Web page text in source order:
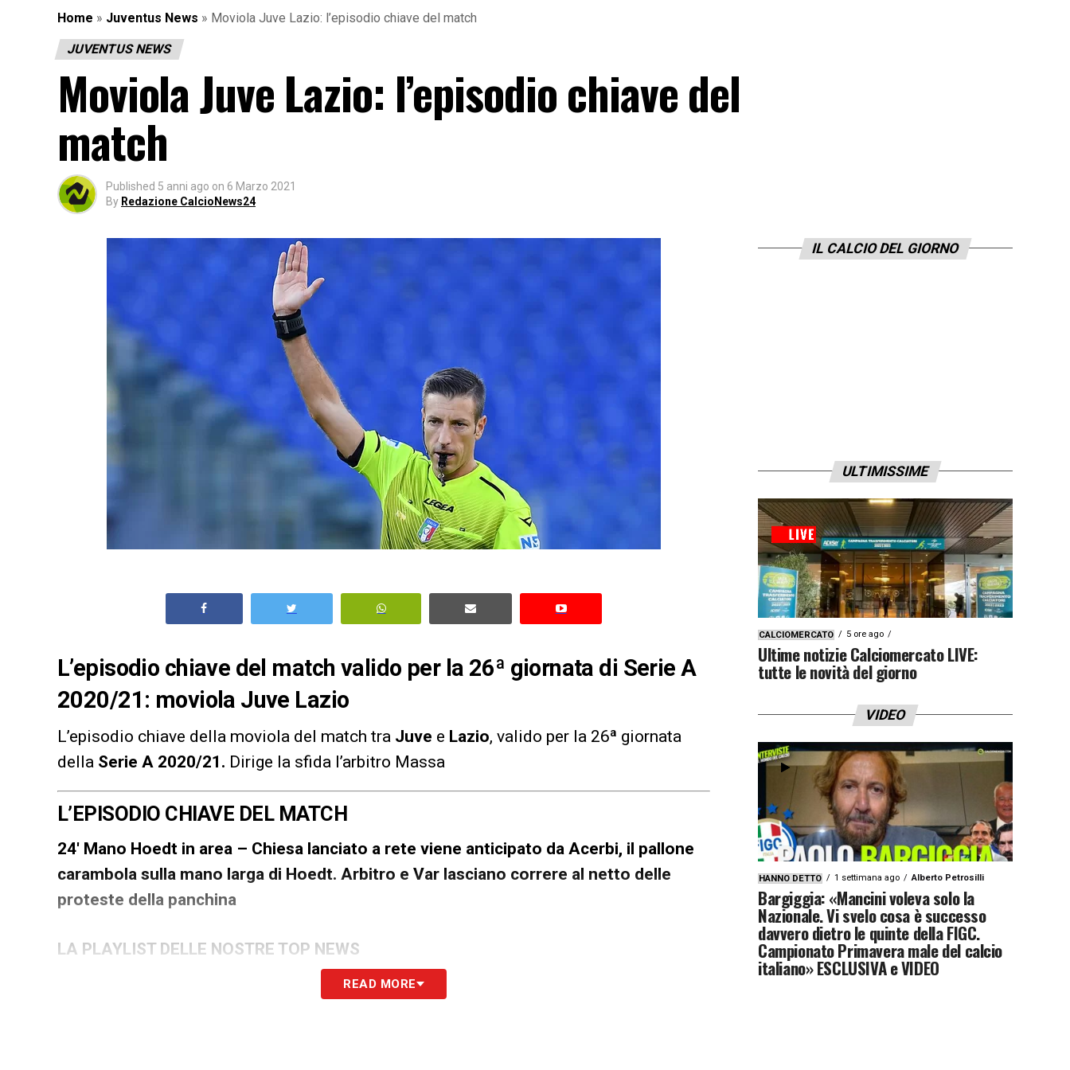
Home » Juventus News » Moviola Juve Lazio: l’episodio chiave del match
JUVENTUS NEWS
Moviola Juve Lazio: l’episodio chiave del
match
Published 5 anni ago on 6 Marzo 2021
By Redazione CalcioNews24
L’episodio chiave del match valido per la 26ª giornata di Serie A
2020/21: moviola Juve Lazio
L’episodio chiave della moviola del match tra Juve e Lazio, valido per la 26ª giornata
della Serie A 2020/21 . Dirige la sfida l’arbitro Massa
L’EPISODIO CHIAVE DEL MATCH
24′ Mano Hoedt in area – Chiesa lanciato a rete viene anticipato da Acerbi, il pallone
carambola sulla mano larga di Hoedt. Arbitro e Var lasciano correre al netto delle
proteste della panchina
LA PLAYLIST DELLE NOSTRE TOP NEWS
READ MORE
IL CALCIO DEL GIORNO
ULTIMISSIME
CALCIOMERCATO 5 ore ago
Ultime notizie Calciomercato LIVE:
tutte le novità del giorno
VIDEO
HANNO DETTO 1 settimana ago Alberto Petrosilli
Bargiggia: «Mancini voleva solo la
Nazionale. Vi svelo cosa è successo
davvero dietro le quinte della FIGC.
Campionato Primavera male del calcio
italiano» ESCLUSIVA e VIDEO